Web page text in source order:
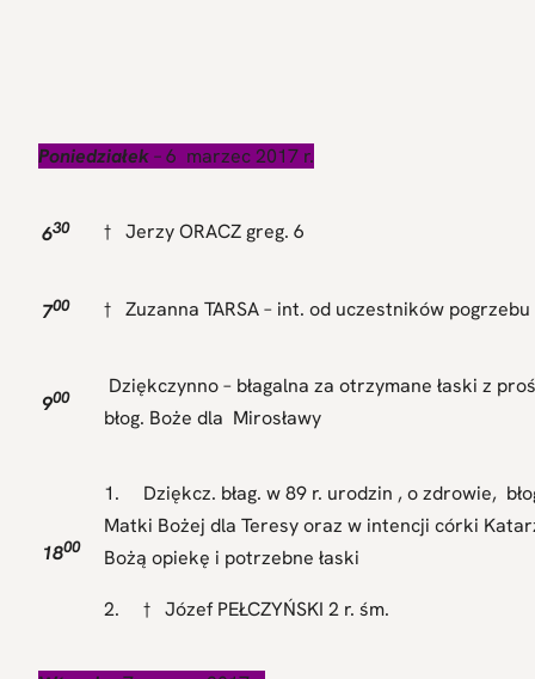
Poniedziałek–6 marzec 2017 r.
630 † Jerzy ORACZ greg. 6
700 † Zuzanna TARSA – int. od uczestników pogrzebu
900
Dziękczynno – błagalna za otrzymane łaski z
błog. Boże dla Mirosławy
1800
1. Dziękcz. błag. w 89 r. urodzin , o zdrowie,
Matki Bożej dla Teresy oraz w intencji córki
Bożą opiekę i potrzebne łaski
2. † Józef PEŁCZYŃSKI 2 r. śm.